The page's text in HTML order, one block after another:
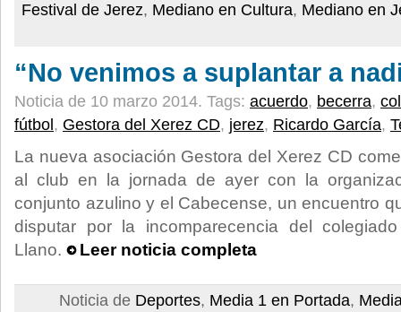
Festival de Jerez, Mediano en Cultura, Mediano en
“No venimos a suplantar a
Noticia de 10 marzo 2014. Tags: acuerdo, becerra,
fútbol , Gestora del Xerez CD, jerez, Ricardo García,
La nueva asociación Gestora del Xerez CD
al club en la jornada de ayer con la
conjunto azulino y el Cabecense, un encuentro
disputar por la incomparecencia del
Llano.
Leer noticia completa
Noticia de Deportes, Media 1 en Portada,